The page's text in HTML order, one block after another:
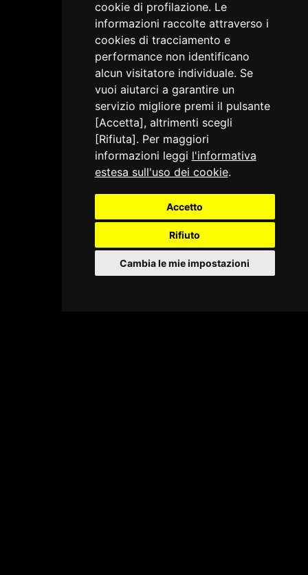
cookie di profilazione. Le
informazioni raccolte attraverso i
cookies di tracciamento e
performance non identificano
alcun visitatore individuale. Se
vuoi aiutarci a garantire un
servizio migliore premi il pulsante
[Accetta], altrimenti scegli
[Rifiuta]. Per maggiori
informazioni leggi l'informativa
estesa sull'uso dei cookie.
Accetto
Rifiuto
Cambia le mie impostazioni